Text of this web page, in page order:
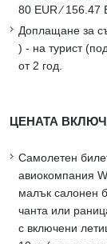
80 EUR ∕ 156.47
Доплащане за
) - на турист
от 2 год.
ЦЕНАТА
Самолетен
авиокомпания
малък салонен
чанта или
с включени